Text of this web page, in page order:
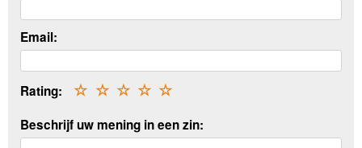
Email:
Rating: ☆
☆
☆
☆
☆
Beschrijf uw mening in een zin: